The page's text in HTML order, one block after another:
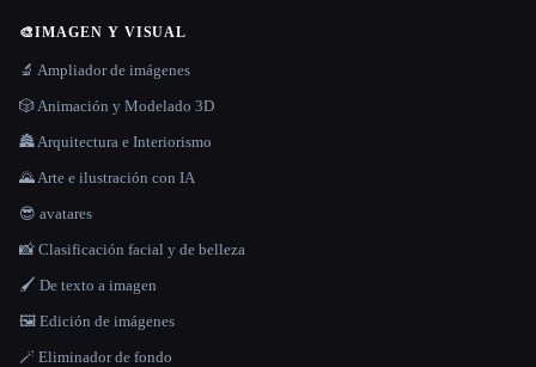
🎨IMAGEN Y VISUAL
🔬 Ampliador de imágenes
🎲 Animación y Modelado 3D
🏯 Arquitectura e Interiorismo
🌄 Arte e ilustración con IA
😎 avatares
📸 Clasificación facial y de belleza
🖌️ De texto a imagen
🖼️ Edición de imágenes
🪄 Eliminador de fondo